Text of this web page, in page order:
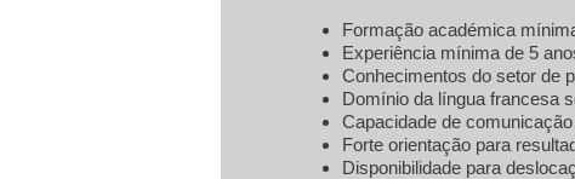
Formação académica
Experiência mínima de 5
Conhecimentos do setor de
Domínio da língua francesa
Capacidade de
Forte orientação para
Disponibilidade para